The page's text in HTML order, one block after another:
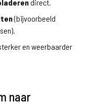
direct.
(bijvoorbeeld
en weerbaarder
naar